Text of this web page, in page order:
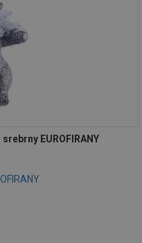
EUROFIRANY